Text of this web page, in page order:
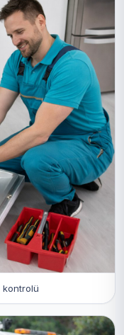
kontrolü